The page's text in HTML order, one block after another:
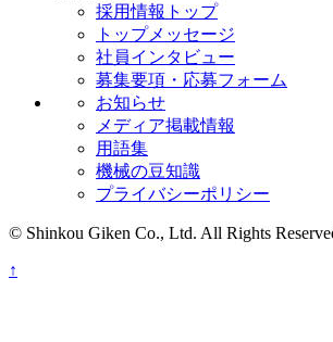
採用情報トップ
トップメッセージ
社員インタビュー
募集要項・応募フォーム
お知らせ
メディア掲載情報
用語集
機械の豆知識
プライバシーポリシー
© Shinkou Giken Co., Ltd. All Rights
↑